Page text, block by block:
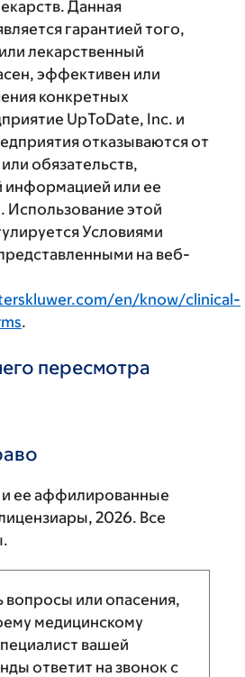
Данная
гарантией того,
лекарственный
эффективен или
конкретных
UpToDate, Inc. и
отказываются от
обязательств,
информацией или ее
Использование этой
Условиями
на веб-
en/know/clinical-
.
пересмотра
ее аффилированные
2026. Все
вопросы или опасения,
медицинскому
вашей
ответит на звонок с